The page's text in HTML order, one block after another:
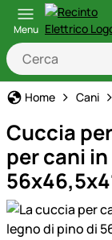
Menu
Home Cani
Cuccia
per cani
Galleria prodotti